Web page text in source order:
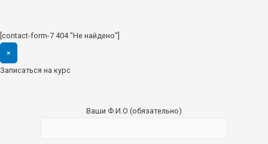
[contact-form-7 404 "Не найдено"]
×
Записаться на курс
Ваши Ф.И.О (обязательно)